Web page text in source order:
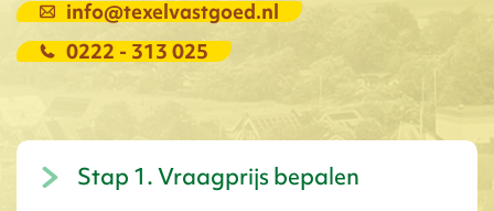
info@texelvastgoed.nl
0222 - 313 025
Stap 1. Vraagprijs bepalen